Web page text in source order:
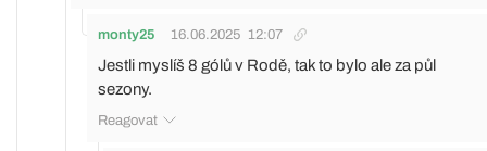
monty25 16.06.2025 12:07
Jestli myslíš 8 gólů v Rodě, tak to bylo ale za půl
sezony.
Reagovat